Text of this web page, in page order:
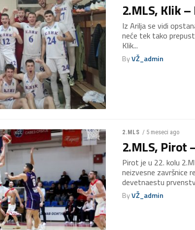
2.MLS, Klik –
Iz Arilja se vidi
neće tek tako
Klik...
ByVŽ_admin
2.MLS / 5 meseci ago
2.MLS, Pirot
Pirot je u 22. kolu
neizvesne završnice
devetnaestu
ByVŽ_admin